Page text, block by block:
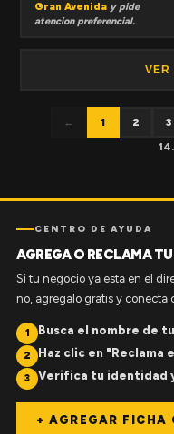
Gran Avenida y pide
atencion preferencial.
VER
← 1 2 3
CENTRO DE AYUDA
AGREGA O RECLAMA
Si tu negocio ya esta en el
no, agregalo gratis y conecta
1 Busca el nombre de
2 Haz clic en "Reclama
3 Verifica tu identidad
+ AGREGAR FICHA